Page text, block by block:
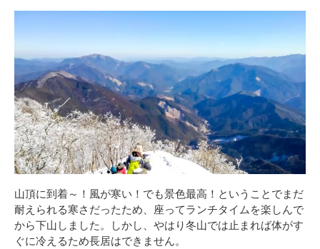
山頂に到着～！風が寒い！でも景色最高！ということでまだ
耐えられる寒さだったため、座ってランチタイムを楽しんで
から下山しました。しかし、やはり冬山では止まれば体がす
ぐに冷えるため長居はできません。